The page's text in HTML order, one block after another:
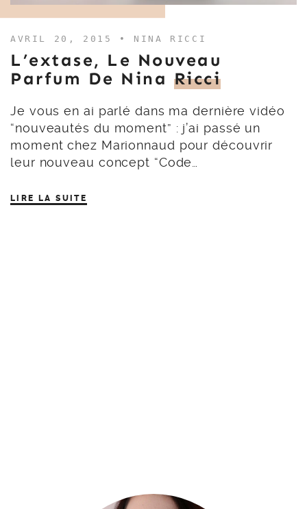
AVRIL 20, 2015 • NINA RICCI
L’extase, Le Nouveau
Parfum De Nina Ricci
Je vous en ai parlé dans ma dernière vidéo
“nouveautés du moment” : j’ai passé un
moment chez Marionnaud pour découvrir
leur nouveau concept “Code…
LIRE LA SUITE